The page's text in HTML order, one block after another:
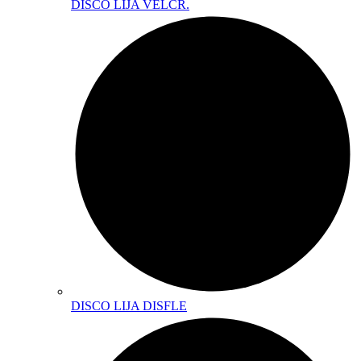
DISCO LIJA VELCR.
DISCO LIJA DISFLE